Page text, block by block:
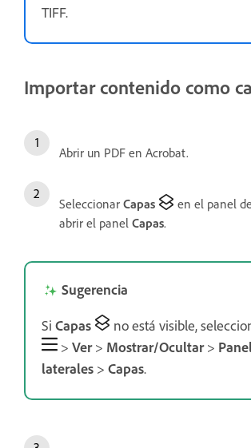
TIFF.
Importar contenido como
Abrir un PDF en Acrobat.
Seleccionar Capas
en el panel
abrir el panel Capas.
Sugerencia
Si Capas no está visible,
> Ver> Mostrar/Ocultar>
laterales > Capas.